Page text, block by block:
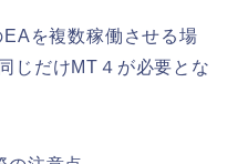
を複数稼働させる場
じだけMT４が必要とな